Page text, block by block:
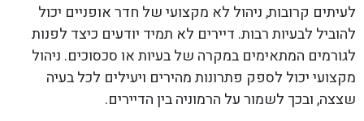
לעיתים קרובות, ניהול לא מקצועי של חדר אופניים יכול
להוביל לבעיות רבות. דיירים לא תמיד יודעים כיצד לפנות
לגורמים המתאימים במקרה של בעיות או סכסוכים. ניהול
מקצועי יכול לספק פתרונות מהירים ויעילים לכל בעיה
שצצה, ובכך לשמור על הרמוניה בין הדיירים.